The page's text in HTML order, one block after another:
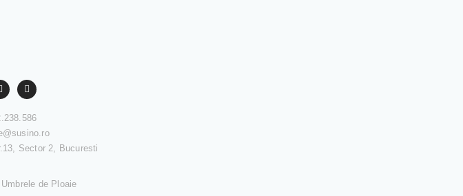
Sector 2, Bucuresti
de Ploaie